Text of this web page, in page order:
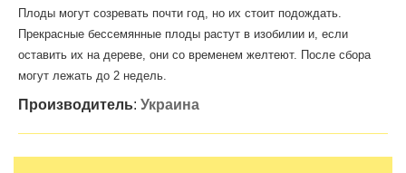
Плоды могут созревать почти год, но их стоит подождать.
Прекрасные бессемянные плоды растут в изобилии и, если
оставить их на дереве, они со временем желтеют. После сбора
могут лежать до 2 недель.
Производитель: Украина